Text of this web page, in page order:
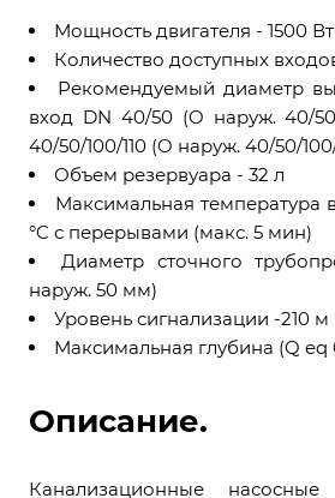
Мощность двигателя - 1500 Вт
Количество доступных
Рекомендуемый диаметр
вход DN 40/50 (O наруж. 40/
40/50/100/110 (O наруж. 40/50/
Объем резервуара - 32 л
Максимальная температура
°C с перерывами (макс. 5 мин)
Диаметр сточного
наруж. 50 мм)
Уровень сигнализации -210 м
Максимальная глубина (Q eq
Описание.
Канализационные